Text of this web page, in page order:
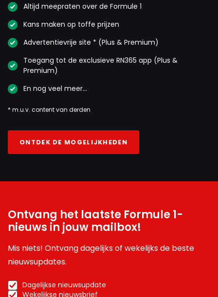
Altijd meepraten over de Formule 1
Kans maken op toffe prijzen
Advertentievrije site * (Plus & Premium)
Toegang tot de exclusieve RN365 app (Plus &
Premium)
En nog veel meer…
* m.u.v. content van derden
ONTDEK DE MOGELIJKHEDEN
Ontvang het laatste Formule 1-
nieuws in jouw mailbox!
Mis niets! Ontvang dagelijks of wekelijks de beste
nieuwsupdates.
Dagelijkse nieuwsupdate
Wekelijkse nieuwsbrief